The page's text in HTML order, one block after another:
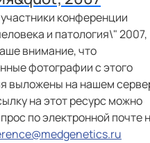
конференции
и патология\" 2007,
внимание, что
фотографии с этого
выложены на нашем
на этот ресурс можно
по электронной почте